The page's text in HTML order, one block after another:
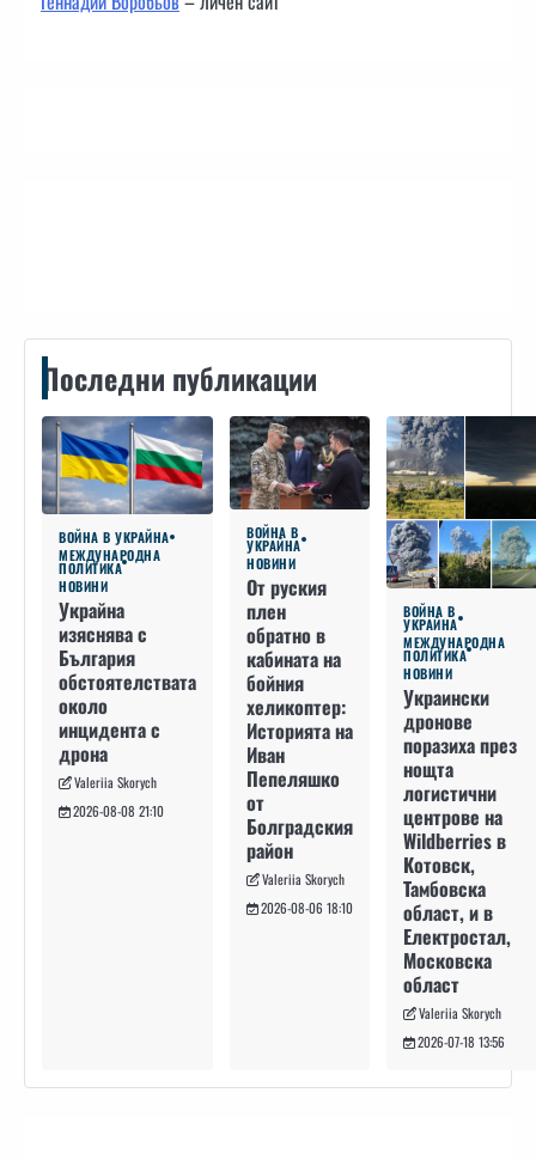
Последни публикации
ВОЙНА В УКРАЙНА
МЕЖДУНАРОДНА
ПОЛИТИКА
НОВИНИ
Украйна
изяснява с
България
обстоятелствата
около
инцидента с
дрона
Valeriia Skorych
2026-08-08 21:10
ВОЙНА В
УКРАЙНА
НОВИНИ
От руския
плен
обратно в
кабината на
бойния
хеликоптер:
Историята на
Иван
Пепеляшко
от
Болградския
район
Valeriia Skorych
2026-08-06 18:10
ВОЙНА В
УКРАЙНА
МЕЖДУНАРОДНА
ПОЛИТИКА
НОВИНИ
Украински
дронове
поразиха през
нощта
логистични
центрове на
Wildberries в
Котовск,
Тамбовска
област, и в
Електростал,
Московска
област
Valeriia Skorych
2026-07-18 13:56